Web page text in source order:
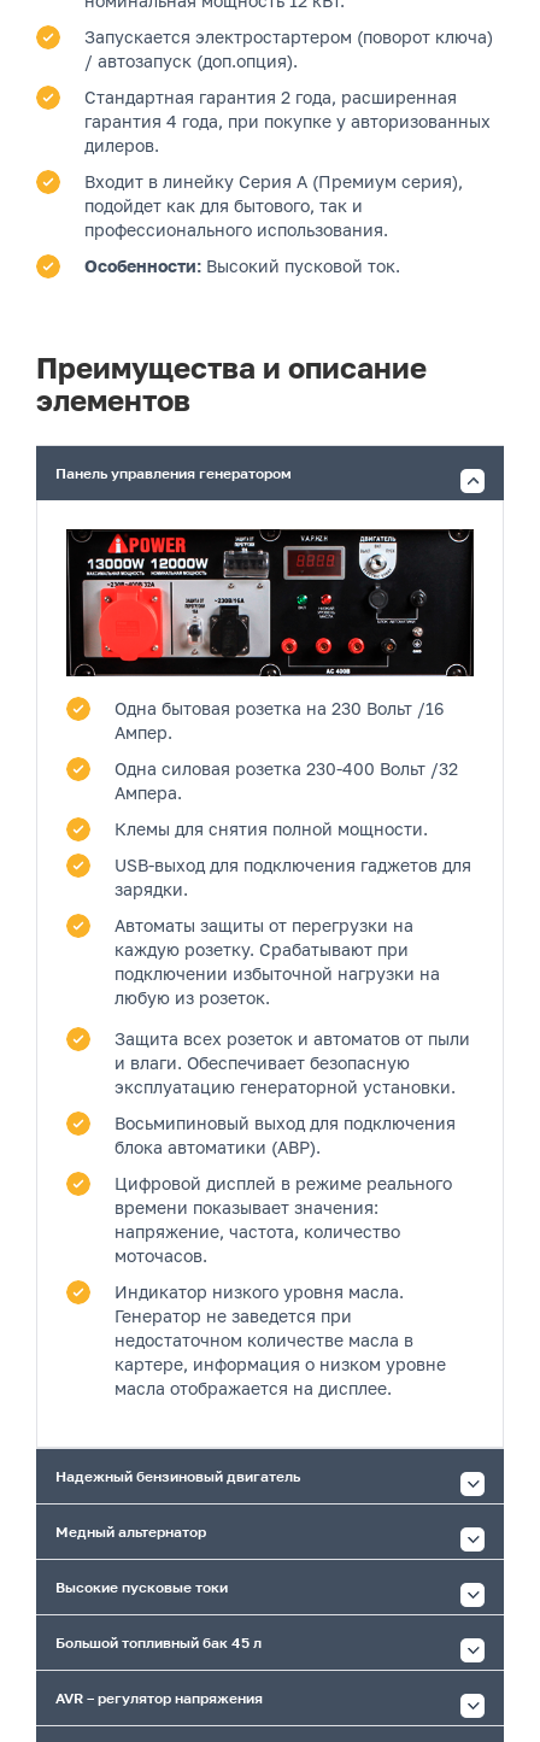
Запускается электростартером (поворот ключа)
/ автозапуск (доп.опция).
Стандартная гарантия 2 года, расширенная
гарантия 4 года, при покупке у авторизованных
дилеров.
Входит в линейку Серия A (Премиум серия),
подойдет как для бытового, так и
профессионального использования.
Особенности: Высокий пусковой ток.
Преимущества и описание
элементов
Панель управления генератором
Одна бытовая розетка на 230 Вольт /16
Ампер.
Одна силовая розетка 230-400 Вольт /32
Ампера.
Клемы для снятия полной мощности.
USB-выход для подключения гаджетов для
зарядки.
Автоматы защиты от перегрузки на
каждую розетку. Срабатывают при
подключении избыточной нагрузки на
любую из розеток.
Защита всех розеток и автоматов от пыли
и влаги. Обеспечивает безопасную
эксплуатацию генераторной установки.
Восьмипиновый выход для подключения
блока автоматики (АВР).
Цифровой дисплей в режиме реального
времени показывает значения:
напряжение, частота, количество
моточасов.
Индикатор низкого уровня масла.
Генератор не заведется при
недостаточном количестве масла в
картере, информация о низком уровне
масла отображается на дисплее.
Надежный бензиновый двигатель
Медный альтернатор
Высокие пусковые токи
Большой топливный бак 45 л
AVR – регулятор напряжения